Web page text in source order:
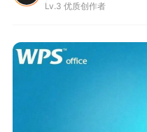
Lv.3 优质创作者